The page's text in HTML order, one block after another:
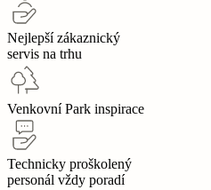
Nejlepší zákaznický
servis na trhu
Venkovní Park inspirace
Technicky proškolený
personál vždy poradí